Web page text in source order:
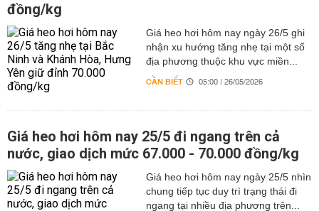
đồng/kg
Giá heo hơi hôm nay ngày 26/5 ghi
nhận xu hướng tăng nhẹ tại một số
địa phương thuộc khu vực miền...
CẦN BIẾT 05:00 | 26/05/2026
Giá heo hơi hôm nay 25/5 đi ngang trên cả
nước, giao dịch mức 67.000 - 70.000 đồng/kg
Giá heo hơi hôm nay ngày 25/5 nhìn
chung tiếp tục duy trì trạng thái đi
ngang tại nhiều địa phương trên...